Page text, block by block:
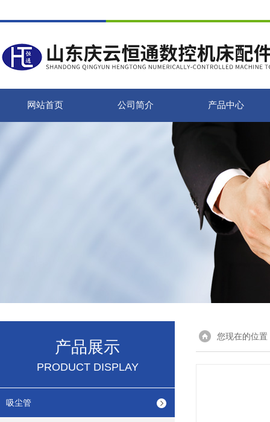
网站首页 公司简介 产品中心
产品展示
PRODUCT DISPLAY
吸尘管
您现在的位置